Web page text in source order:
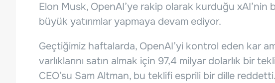
Elon Musk, OpenAI’ye rakip olarak kurduğu xAI’nin
büyük yatırımlar yapmaya devam ediyor.
Geçtiğimiz haftalarda, OpenAI’yi kontrol eden kar
varlıklarını satın almak için 97,4 milyar dolarlık bir
CEO’su Sam Altman, bu teklifi esprili bir dille reddetti.